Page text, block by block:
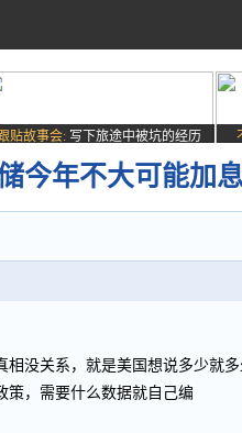
贴故事会: 写下旅途中被坑的经历
今年不大可能加
相没关系，就是美国想说多少就
策，需要什么数据就自己编